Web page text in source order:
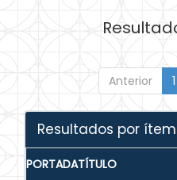
Anterior 1
Resultados por
PORTADATÍTULO